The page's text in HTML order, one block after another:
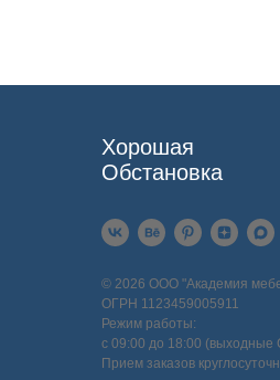
Хорошая
Обстановка
© 2026 ООО "Академия
ОГРН 1123459005911
Режим работы:
с 09:00 до 18:00 (выходные
Прием заказов